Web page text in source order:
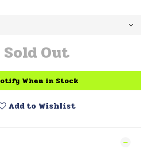
Sold Out
When in Stock
Add to Wishlist